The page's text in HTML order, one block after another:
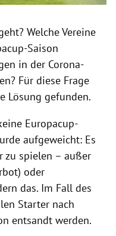
Welche Vereine
Saison
in der Corona-
Für diese Frage
Lösung gefunden.
Europacup-
aufgeweicht: Es
zu spielen – außer
oder
das. Im Fall des
Starter nach
entsandt werden.